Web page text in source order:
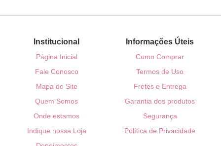
Institucional
Página Inicial
Fale Conosco
Mapa do Site
Quem Somos
Onde estamos
Indique nossa Loja
Informações Úteis
Como Comprar
Termos de Uso
Fretes e Entrega
Garantia dos produtos
Segurança
Política de Privacidade